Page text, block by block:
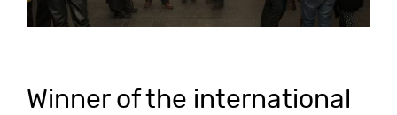
Winner of the international